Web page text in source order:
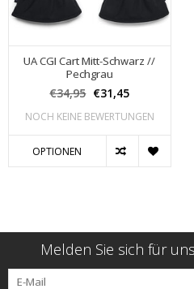
UA CGI Cart Mitt-Schwarz //
Pechgrau
€34,95 €31,45
NOCH KEINE BEWERTUNGEN
OPTIONEN
Melden Sie sich für